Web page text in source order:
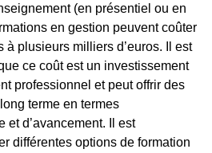
(en présentiel ou en
en gestion peuvent coûter
plusieurs milliers d’euros. Il est
ce coût est un investissement
professionnel et peut offrir des
terme en termes
et d’avancement. Il est
différentes options de formation